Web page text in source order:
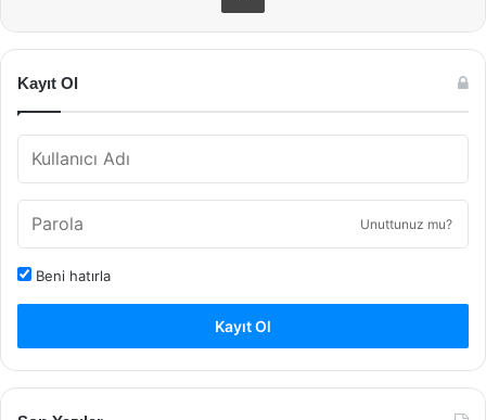
Kayıt Ol
Unuttunuz mu?
Beni hatırla
Kayıt Ol